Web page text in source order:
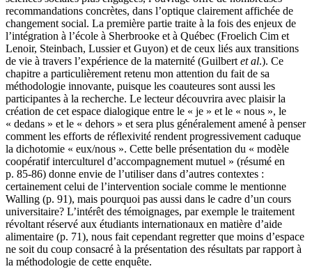
recommandations concrètes, dans l’optique clairement affichée de
changement social. La première partie traite à la fois des enjeux de
l’intégration à l’école à Sherbrooke et à Québec (Froelich Cim et
Lenoir, Steinbach, Lussier et Guyon) et de ceux liés aux transitions
de vie à travers l’expérience de la maternité (Guilbert et al.). Ce
chapitre a particulièrement retenu mon attention du fait de sa
méthodologie innovante, puisque les coauteures sont aussi les
participantes à la recherche. Le lecteur découvrira avec plaisir la
création de cet espace dialogique entre le « je » et le « nous », le
« dedans » et le « dehors » et sera plus généralement amené à penser
comment les efforts de réflexivité rendent progressivement caduque
la dichotomie « eux/nous ». Cette belle présentation du « modèle
coopératif interculturel d’accompagnement mutuel » (résumé en
p. 85-86) donne envie de l’utiliser dans d’autres contextes :
certainement celui de l’intervention sociale comme le mentionne
Walling (p. 91), mais pourquoi pas aussi dans le cadre d’un cours
universitaire? L’intérêt des témoignages, par exemple le traitement
révoltant réservé aux étudiants internationaux en matière d’aide
alimentaire (p. 71), nous fait cependant regretter que moins d’espace
ne soit du coup consacré à la présentation des résultats par rapport à
la méthodologie de cette enquête.